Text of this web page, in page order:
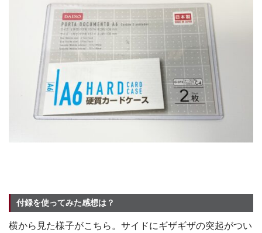
付録を使ってみた感想は？
横から見た様子がこちら。サイドにギザギザの突起がつい